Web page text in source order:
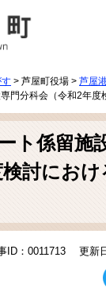
> 芦屋町役場 > 芦屋
門分科会（令和2年度
ト係留施
討におけ
ID：0011713 更新